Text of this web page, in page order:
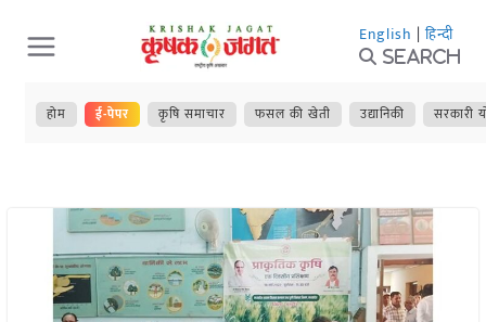
Skip
to
content
English | हिन्दी
Search
होम ई-पेपर कृषि समाचार फसल की खेती उद्यानिकी सरकारी